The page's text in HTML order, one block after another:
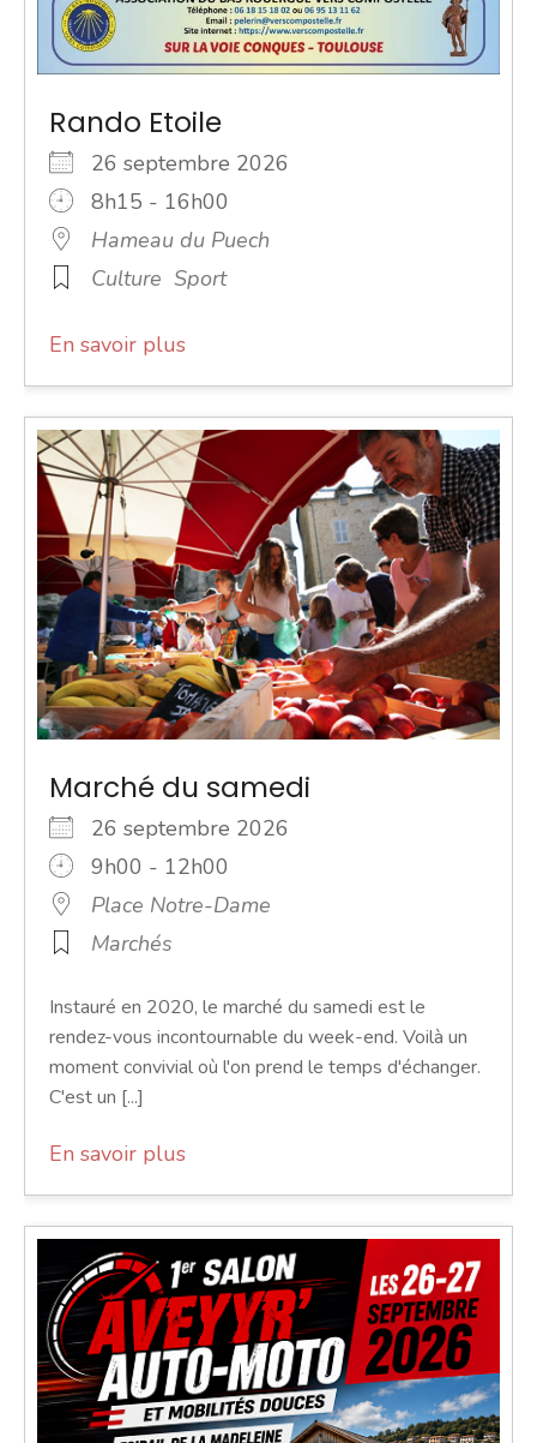
Rando Etoile
26 septembre 2026
8h15 - 16h00
Hameau du Puech
Culture Sport
En savoir plus
Marché du samedi
26 septembre 2026
9h00 - 12h00
Place Notre-Dame
Marchés
Instauré en 2020, le marché du samedi est le
rendez-vous incontournable du week-end. Voilà un
moment convivial où l'on prend le temps d'échanger.
C'est un [...]
En savoir plus